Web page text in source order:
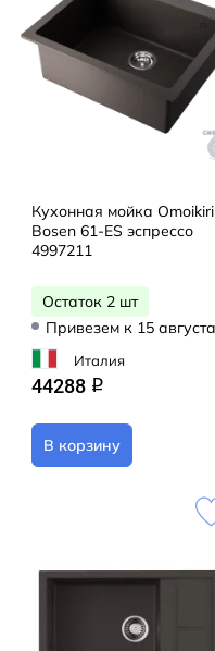
Кухонная мойка Omoikiri
Bosen 61-ES эспрессо
4997211
Остаток 2 шт
Привезем к 15 августа
Италия
44288 q
В корзину